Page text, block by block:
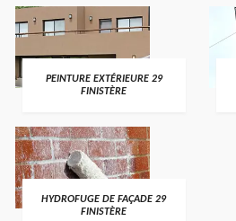
PEINTURE EXTÉRIEURE 29
FINISTÈRE
HYDROFUGE DE FAÇADE 29
FINISTÈRE